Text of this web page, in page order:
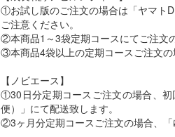
①お試し版のご注文の場合は「ヤマト
ご注意ください。
②本商品1～3袋定期コースにてご注文
③本商品4袋以上の定期コースご注文の
【ノビエース】
①30日分定期コースご注文の場合、
便）」にて配送致します。
②3ヶ月分定期コースご注文の場合、「